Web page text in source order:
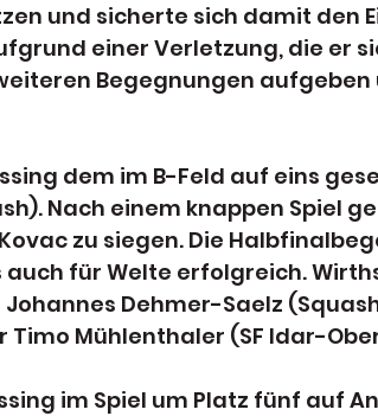
und sicherte sich damit den
einer Verletzung, die er
Begegnungen
dem im B-Feld auf eins
Nach einem knappen Spiel
zu siegen. Die
für Welte erfolgreich.
Dehmer-Saelz
Mühlenthaler (SF Idar-
im Spiel um Platz fünf auf